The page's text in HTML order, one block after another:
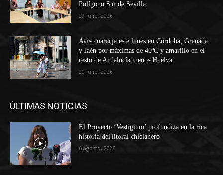
Polígono Sur de Sevilla
29 julio, 2026
Aviso naranja este lunes en Córdoba, Granada
y Jaén por máximas de 40ºC y amarillo en el
resto de Andalucía menos Huelva
20 julio, 2026
ÚLTIMAS NOTICIAS
El Proyecto ‘Vestigium’ profundiza en la rica
historia del litoral chiclanero
6 agosto, 2026